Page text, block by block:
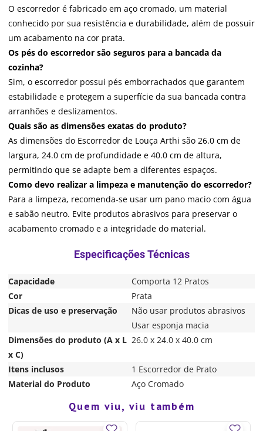
O escorredor é fabricado em aço cromado, um material
conhecido por sua resistência e durabilidade, além de possuir
um acabamento na cor prata.
Os pés do escorredor são seguros para a bancada da
cozinha?
Sim, o escorredor possui pés emborrachados que garantem
estabilidade e protegem a superfície da sua bancada contra
arranhões e deslizamentos.
Quais são as dimensões exatas do produto?
As dimensões do Escorredor de Louça Arthi são 26.0 cm de
largura, 24.0 cm de profundidade e 40.0 cm de altura,
permitindo que se adapte bem a diferentes espaços.
Como devo realizar a limpeza e manutenção do escorredor?
Para a limpeza, recomenda-se usar um pano macio com água
e sabão neutro. Evite produtos abrasivos para preservar o
acabamento cromado e a integridade do material.
Capacidade
Comporta 12 Pratos
Cor
Prata
Dicas de uso e preservação
Não usar produtos abrasivos
Usar esponja macia
Dimensões do produto (A x L
x C)
26.0 x 24.0 x 40.0 cm
Itens inclusos
1 Escorredor de Prato
Material do Produto
Aço Cromado
Quem viu, viu também